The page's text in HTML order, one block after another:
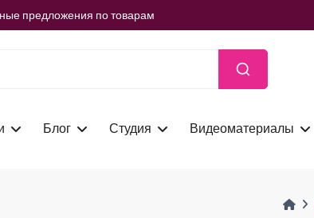
предложения по товарам
Блог Студия Видеоматериалы